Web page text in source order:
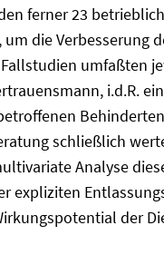
ferner 23
die
umfaßten
i.d.R.
schließlich
Analyse
expliziten
der